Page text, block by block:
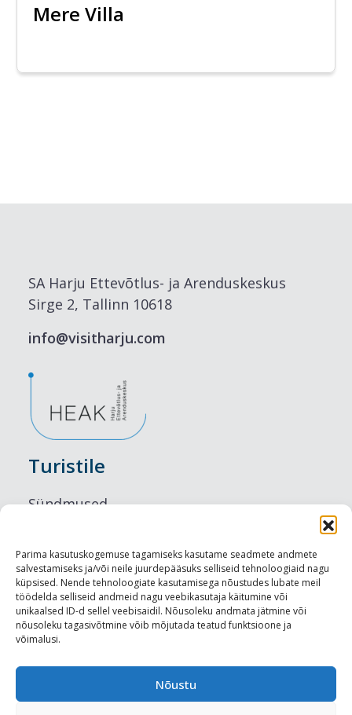
Parima kasutuskogemuse tagamiseks kasutame seadmete andmete
salvestamiseks ja/või neile juurdepääsuks selliseid tehnoloogiaid nagu
küpsised. Nende tehnoloogiate kasutamisega nõustudes lubate meil
töödelda selliseid andmeid nagu veebikasutaja käitumine või
unikaalsed ID-d sellel veebisaidil. Nõusoleku andmata jätmine või
nõusoleku tagasivõtmine võib mõjutada teatud funktsioone ja
võimalusi.
Nõustu
Mere Villa
SA Harju Ettevõtlus- ja Arenduskeskus
Sirge 2, Tallinn 10618
info@visitharju.com
Turistile
Sündmused
Maitseelamused
Vaatamisväärsused
Visit Tallinn
Turismiprofessionaalile